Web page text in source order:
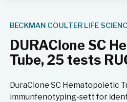
BECKMAN COULTER LIFE
DURAClone SC
Tube, 25 tests
DuraClone SC Hematopoietic
immunfenotyping-sett for